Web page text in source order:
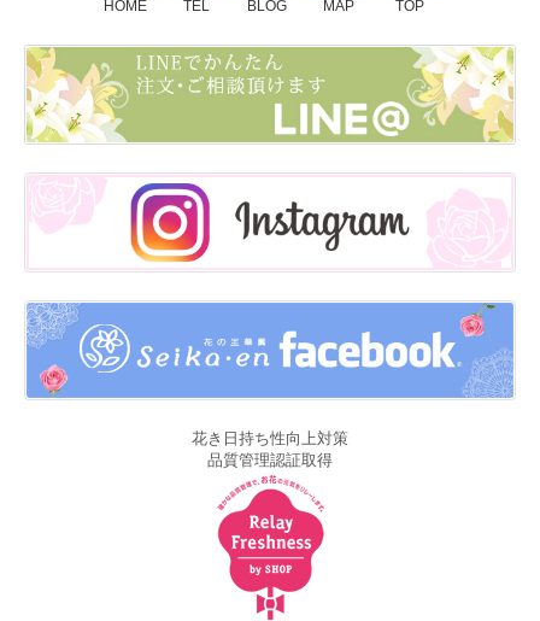
HOME TEL BLOG MAP TOP
花き日持ち性向上対策
品質管理認証取得